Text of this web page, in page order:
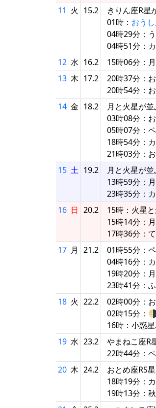
11 火 15.2
きりん座R星
01時： おう
04時29分：
04時51分：
12 水 16.2
15時06分：
13 木 17.2
20時37分：
20時54分：
14 金 18.2
月と火星が
03時08分：
05時07分：
18時54分：
21時03分：
15 土 19.2
月と火星が
13時59分：
23時35分：
16 日 20.2
15時：火星
15時14分：
17時36分：
17 月 21.2
01時55分：
04時16分：
19時20分：
23時41分：
18 火 22.2
02時00分：
02時15分：
16時：小惑
19 水 23.2
やまねこ座R
22時44分：
20 木 24.2
おとめ座RS
18時19分：
19時13分：